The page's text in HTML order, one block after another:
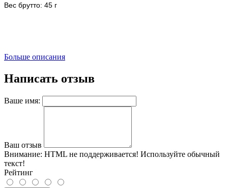
Вес брутто: 45 г
Больше описания
Написать отзыв
Ваше имя:
Ваш отзыв
Внимание: HTML не поддерживается! Используйте обычный
текст!
Рейтинг